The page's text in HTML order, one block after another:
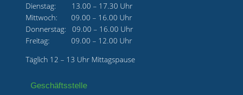
Dienstag: 13.00 – 17.30 Uhr
Mittwoch: 09.00 – 16.00 Uhr
Donnerstag: 09.00 – 16.00 Uhr
Freitag: 09.00 – 12.00 Uhr
Täglich 12 – 13 Uhr Mittagspause
Geschäftsstelle